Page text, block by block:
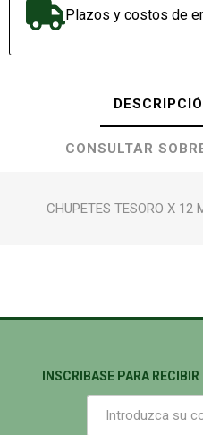
Plazos y costos de
CONSULTAR
CHUPETES TESORO X
INSCRIBASE PARA